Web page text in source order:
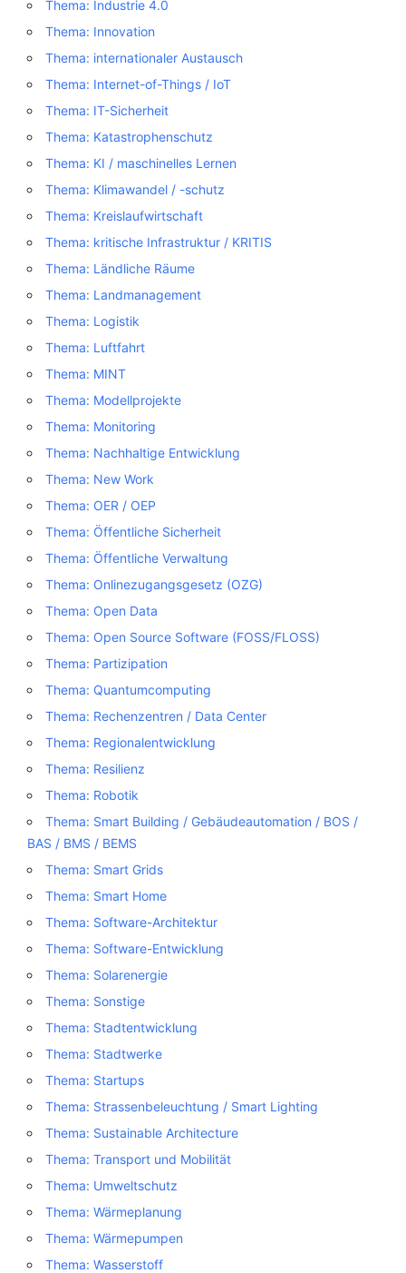
Thema: Industrie 4.0
Thema: Innovation
Thema: internationaler Austausch
Thema: Internet-of-Things / IoT
Thema: IT-Sicherheit
Thema: Katastrophenschutz
Thema: KI / maschinelles Lernen
Thema: Klimawandel / -schutz
Thema: Kreislaufwirtschaft
Thema: kritische Infrastruktur / KRITIS
Thema: Ländliche Räume
Thema: Landmanagement
Thema: Logistik
Thema: Luftfahrt
Thema: MINT
Thema: Modellprojekte
Thema: Monitoring
Thema: Nachhaltige Entwicklung
Thema: New Work
Thema: OER / OEP
Thema: Öffentliche Sicherheit
Thema: Öffentliche Verwaltung
Thema: Onlinezugangsgesetz (OZG)
Thema: Open Data
Thema: Open Source Software (FOSS/FLOSS)
Thema: Partizipation
Thema: Quantumcomputing
Thema: Rechenzentren / Data Center
Thema: Regionalentwicklung
Thema: Resilienz
Thema: Robotik
Thema: Smart Building / Gebäudeautomation / BOS /
BAS / BMS / BEMS
Thema: Smart Grids
Thema: Smart Home
Thema: Software-Architektur
Thema: Software-Entwicklung
Thema: Solarenergie
Thema: Sonstige
Thema: Stadtentwicklung
Thema: Stadtwerke
Thema: Startups
Thema: Strassenbeleuchtung / Smart Lighting
Thema: Sustainable Architecture
Thema: Transport und Mobilität
Thema: Umweltschutz
Thema: Wärmeplanung
Thema: Wärmepumpen
Thema: Wasserstoff